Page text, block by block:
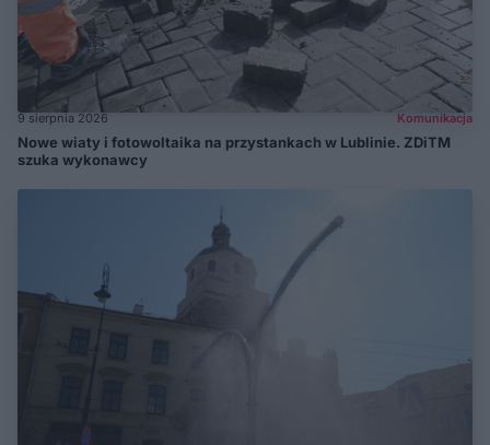
9 sierpnia 2026 Komunikacja
Nowe wiaty i fotowoltaika na przystankach w Lublinie. ZDiTM
szuka wykonawcy